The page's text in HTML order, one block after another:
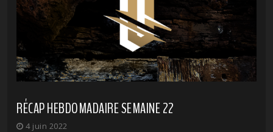
RÉCAP HEBDOMADAIRE SEMAINE 22
4 juin 2022